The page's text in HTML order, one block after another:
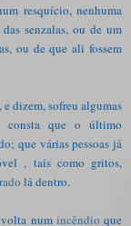
resquício, nenhuma
senzalas, ou de um
ou de que ali fossem
e dizem, sofreu algumas
consta que o último
que várias pessoas já
, tais como gritos,
lá dentro.
num incêndio que